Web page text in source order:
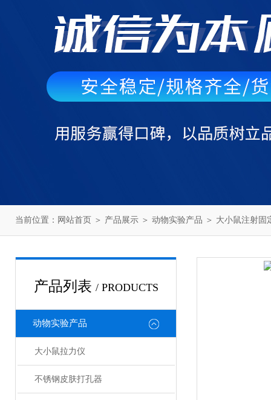
当前位置： 网站首页 ＞ 产品展示 ＞ 动物实验产品 ＞ 大小鼠注射固
产品列表 / PRODUCTS
动物实验产品
大小鼠拉力仪
不锈钢皮肤打孔器